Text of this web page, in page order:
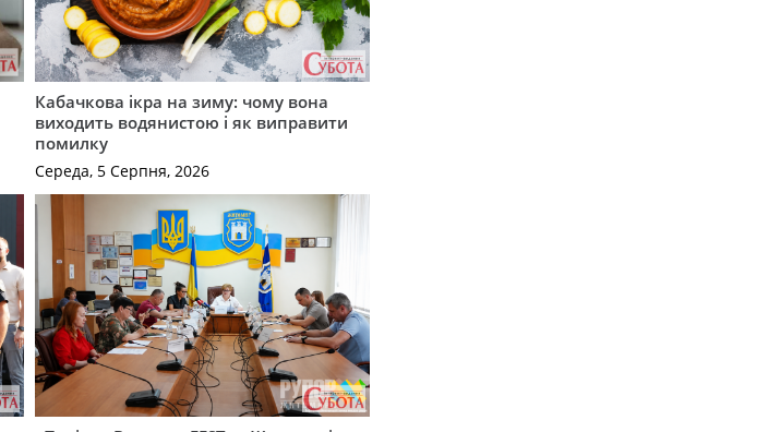
Кабачкова ікра на зиму: чому вона
виходить водянистою і як виправити
помилку
Середа, 5 Серпня, 2026